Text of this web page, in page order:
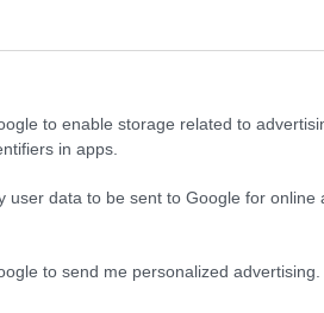
to enable storage related to
in apps.
user data to be sent to Google for online
to send me personalized advertising.